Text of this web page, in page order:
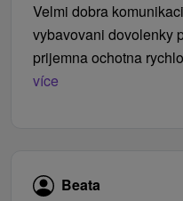
Velmi dobra
vybavovani dovolenky
prijemna ochotna
více
Beata